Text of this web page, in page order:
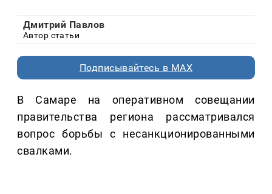
Дмитрий Павлов
Автор статьи
Подписывайтесь в MAX
В Самаре на оперативном совещании
правительства региона рассматривался
вопрос борьбы с несанкционированными
свалками.